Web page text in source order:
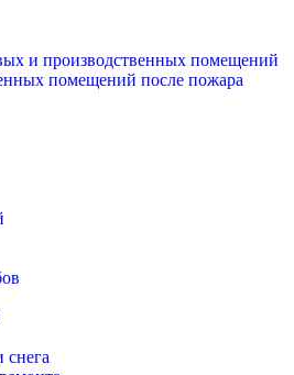
и производственных помещений
помещений после пожара